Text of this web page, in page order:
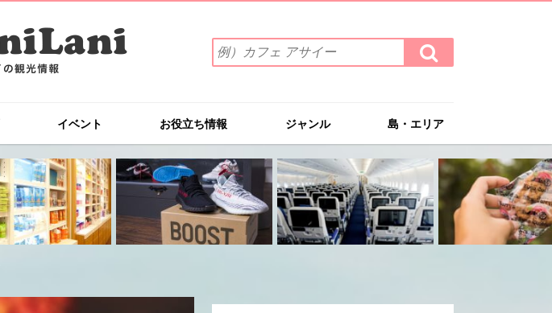
索
ワ
を
入
力
(例）
カ
フ
ェ
イ
検
索
す
イベント お役立ち情報 ジャンル 島・エリア